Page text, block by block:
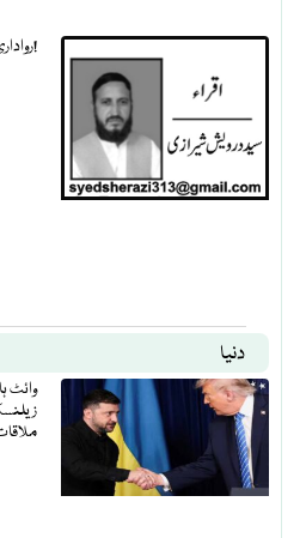
رواداری امن کی بنیاد!
دنیا
وائٹ